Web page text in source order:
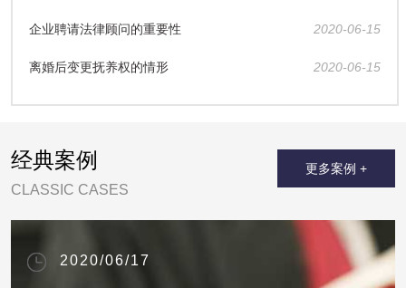
企业聘请法律顾问的重要性 2020-06-15
离婚后变更抚养权的情形 2020-06-15
经典案例
CLASSIC CASES
更多案例 +
2020/06/17